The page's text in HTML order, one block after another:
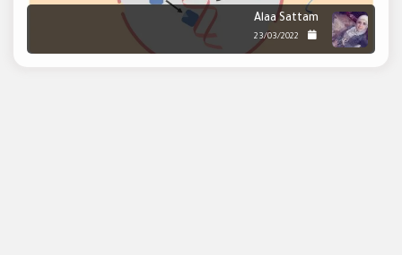
Alaa Sattam
23/03/2022